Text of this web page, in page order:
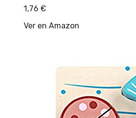
1,76 €
Ver en Amazon